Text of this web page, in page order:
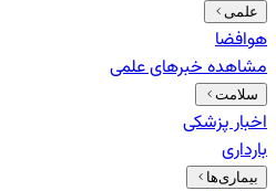
علمی
هوافضا
مشاهده خبرهایعلمی
سلامت
اخبار پزشکی
بارداری
بیماری‌ها